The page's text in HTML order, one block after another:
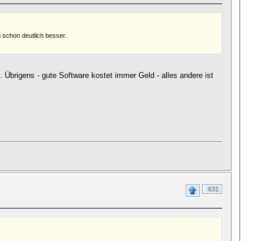
deutlich besser.
- gute Software kostet immer Geld - alles andere ist
631